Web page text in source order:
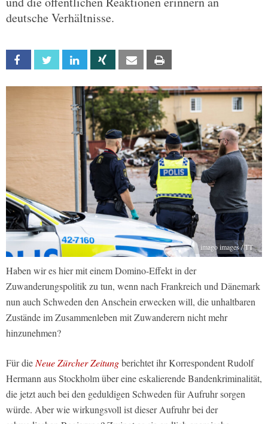
deutsche Verhältnisse.
Facebook Twitter Linkedin Xing Email
imago images / TT
Haben wir es hier mit einem Domino-Effekt in der
Zuwanderungspolitik zu tun, wenn nach Frankreich und Dänemark
nun auch Schweden den Anschein erwecken will, die unhaltbaren
Zustände im Zusammenleben mit Zuwanderern nicht mehr
hinzunehmen?
Für dieNeue Zürcher Zeitungberichtet ihr Korrespondent Rudolf
Hermann aus Stockholm über eine eskalierende Bandenkriminalität,
die jetzt auch bei den geduldigen Schweden für Aufruhr sorgen
würde. Aber wie wirkungsvoll ist dieser Aufruhr bei der